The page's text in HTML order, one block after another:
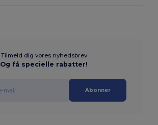
Tilmeld dig vores nyhedsbrev
Og få specielle rabatter!
Abonner